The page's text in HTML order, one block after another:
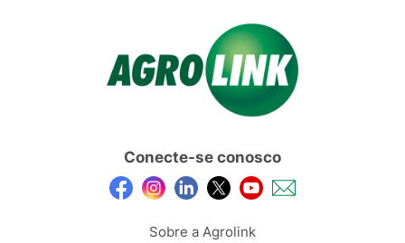
Conecte-se conosco
Sobre a Agrolink